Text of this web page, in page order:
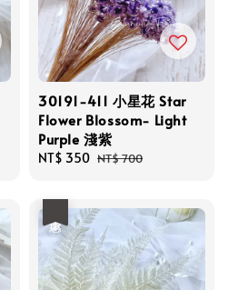
30191-411 小星花 Star
Flower Blossom- Light
Purple 淺紫
Sale
NT$ 350 Regular
NT$ 700